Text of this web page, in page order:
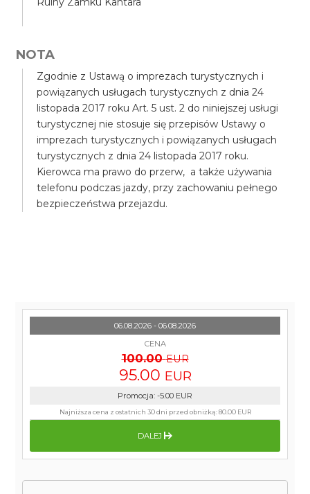
NOTA
Zgodnie z Ustawą o imprezach turystycznych i
powiązanych usługach turystycznych z dnia 24
listopada 2017 roku Art. 5 ust. 2 do niniejszej usługi
turystycznej nie stosuje się przepisów Ustawy o
imprezach turystycznych i powiązanych usługach
turystycznych z dnia 24 listopada 2017 roku.
Kierowca ma prawo do przerw, a także używania
telefonu podczas jazdy, przy zachowaniu pełnego
bezpieczeństwa przejazdu.
06.08.2026 - 06.08.2026
CENA
100.00 EUR
95.00 EUR
Promocja: -5.00 EUR
Najniższa cena z ostatnich 30 dni przed obniżką:80.00 EUR
DALEJ